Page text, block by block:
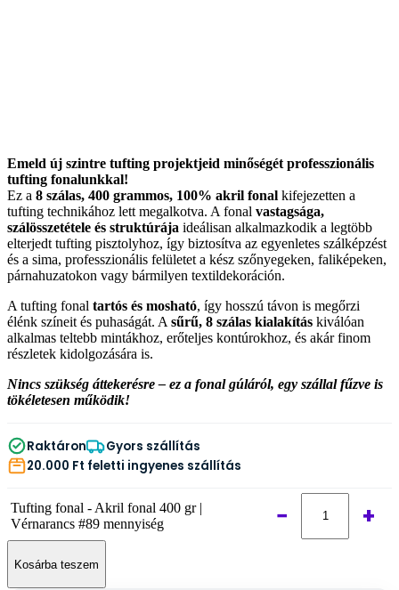
Emeld új szintre tufting projektjeid minőségét professzionális
tufting fonalunkkal!
Ez a 8 szálas, 400 grammos, 100% akril fonal kifejezetten a
tufting technikához lett megalkotva. A fonal vastagsága,
szálösszetétele és struktúrája ideálisan alkalmazkodik a legtöbb
elterjedt tufting pisztolyhoz, így biztosítva az egyenletes szálképzést
és a sima, professzionális felületet a kész szőnyegeken, faliképeken,
párnahuzatokon vagy bármilyen textildekoráción.
A tufting fonal tartós és mosható, így hosszú távon is megőrzi
élénk színeit és puhaságát. A sűrű, 8 szálas kialakítás kiválóan
alkalmas teltebb mintákhoz, erőteljes kontúrokhoz, és akár finom
részletek kidolgozására is.
Nincs szükség áttekerésre – ez a fonal gúláról, egy szállal fűzve is
tökéletesen működik!
Raktáron
Gyors szállítás
20.000 Ft feletti ingyenes szállítás
Tufting fonal - Akril fonal 400 gr |
Vérnarancs #89 mennyiség
− +
Kosárba teszem